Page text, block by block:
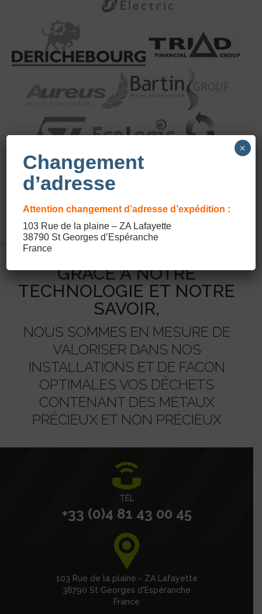
GRÂCE À NOTRE
TECHNOLOGIE ET NOTRE
SAVOIR,
NOUS SOMMES EN MESURE DE
VALORISER DANS NOS
INSTALLATIONS ET DE FACON
OPTIMALES VOS DÉCHETS
CONTENANT DES METAUX
PRÉCIEUX ET NON PRÉCIEUX
TÉL
+33 (0)4 81 43 00 45
103 Rue de la plaine - ZA Lafayette
38790 St Georges d'Espéranche
France
Changement
d’adresse
Attention changement d’adresse d’expédition :
103 Rue de la plaine – ZA Lafayette
38790 St Georges d’Espéranche
France
×